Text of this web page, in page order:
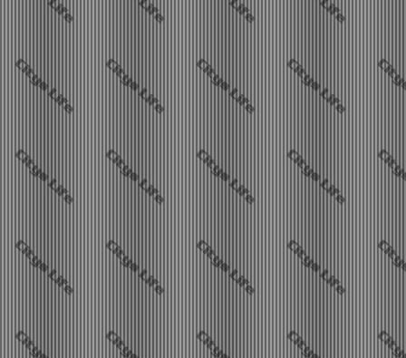
Stadtnews Cityslife?
Waysti hat WernerG geknubbelt.
Stadtnews Cityslife?
Waysti hat BabsiW geknubbelt.